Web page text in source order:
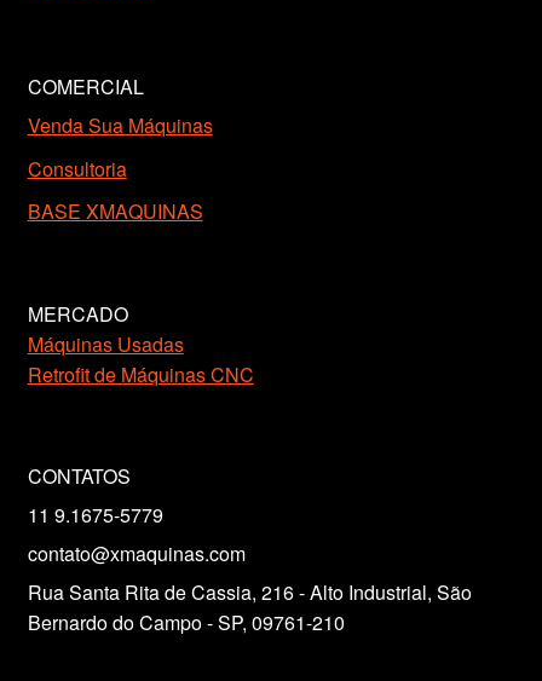
COMERCIAL
Venda Sua Máquinas
Consultoria
BASE XMAQUINAS
MERCADO
Máquinas Usadas
Retrofit de Máquinas CNC
CONTATOS
11 9.1675-5779
contato@xmaquinas.com
Rua Santa Rita de Cassia, 216 - Alto Industrial, São
Bernardo do Campo - SP, 09761-210